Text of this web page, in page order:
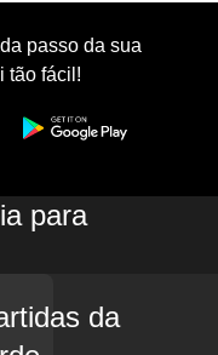
passo da sua
tão fácil!
para
da